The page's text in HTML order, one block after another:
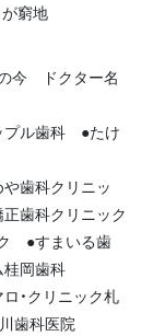
が窮地
今 ドクター名
プル歯科 ●たけ
歯科クリニッ
歯科クリニック
●すまいる歯
岡歯科
・クリニック札
歯科医院